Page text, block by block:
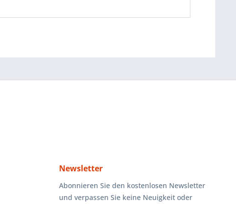
Newsletter
Abonnieren Sie den kostenlosen Newsletter
und verpassen Sie keine Neuigkeit oder